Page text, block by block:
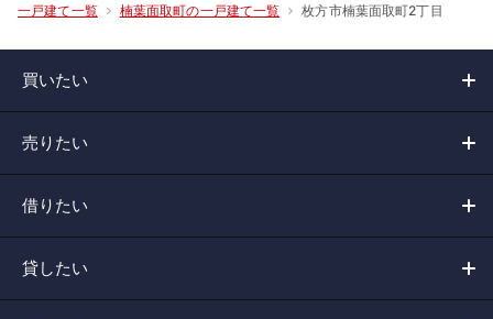
一戸建て一覧 楠葉面取町の一戸建て一覧 枚方市楠葉面取町2丁目
買いたい
売りたい
借りたい
貸したい